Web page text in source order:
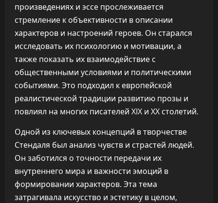
произведениях и эссе прослеживается
стремление к объективности в описании
характеров и настроений героев. Он старался
исследовать их психологию и мотивации, а
также показать их взаимодействие с
общественными условиями и политическими
событиями. Это подходил к европейской
реалистической традиции развитию прозы и
повлиял на многих писателей XIX и XX столетий.
Одной из ключевых концепций в творчестве
Стендаля был анализ чувств и страстей людей.
Он заботился о точности передачи их
внутреннего мира и важности эмоций в
формировании характеров. Эта тема
затрагивала искусство и эстетику в целом,